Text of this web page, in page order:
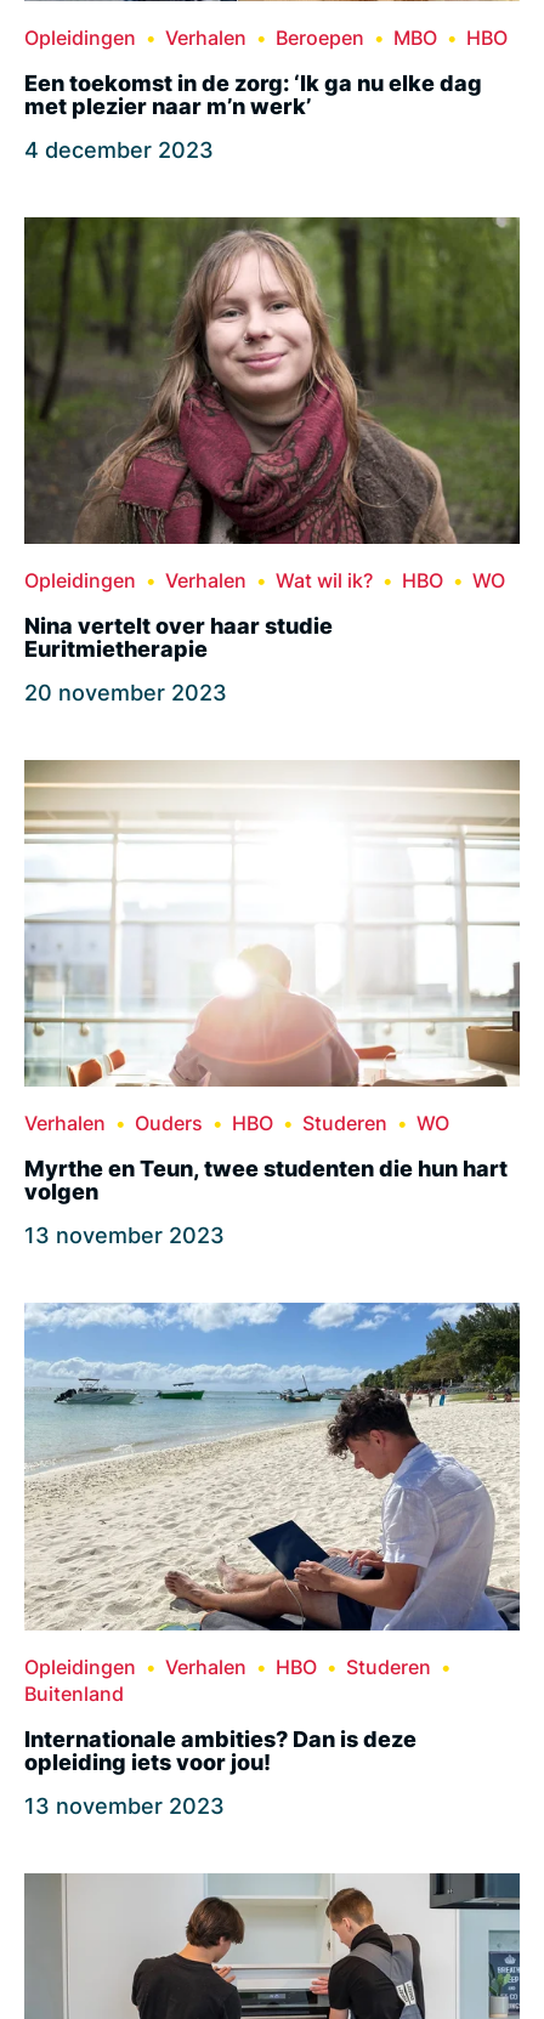
Opleidingen Verhalen Beroepen MBO HBO
Een toekomst in de zorg: ‘Ik ga nu elke dag
met plezier naar m’n werk’
4 december 2023
Opleidingen Verhalen Wat wil ik? HBO WO
Nina vertelt over haar studie
Euritmietherapie
20 november 2023
Verhalen Ouders HBO Studeren WO
Myrthe en Teun, twee studenten die hun hart
volgen
13 november 2023
Opleidingen Verhalen HBO
Studeren
Buitenland
Internationale ambities? Dan is deze
opleiding iets voor jou!
13 november 2023